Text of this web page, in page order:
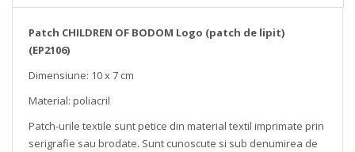
Patch CHILDREN OF BODOM Logo (patch de lipit)
(EP2106)
Dimensiune: 10 x 7 cm
Material: poliacril
Patch-urile textile sunt petice din material textil imprimate prin
serigrafie sau brodate. Sunt cunoscute si sub denumirea de